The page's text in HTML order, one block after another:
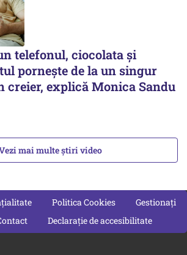
telefonul, ciocolata și
pornește de la un singur
creier, explică Monica Sandu
mai multe știri video
Politica Cookies
Gestionați
Declarație de accesibilitate